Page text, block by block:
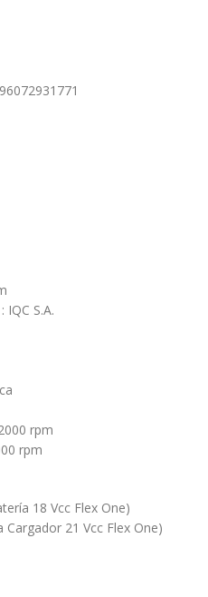
S.A.
rpm
rpm
18 Vcc Flex One)
Cargador 21 Vcc Flex One)